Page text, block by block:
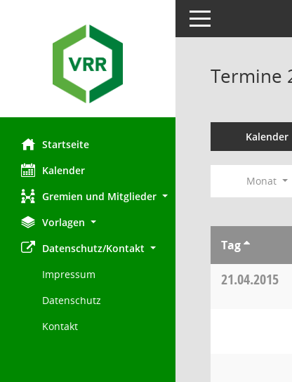
Startseite
Kalender
Gremien und Mitglieder
Vorlagen
Datenschutz/Kontakt
Impressum
Datenschutz
Kontakt
Toggle navigation
Termine
Kalender
Monat
Tag
21.04.2015